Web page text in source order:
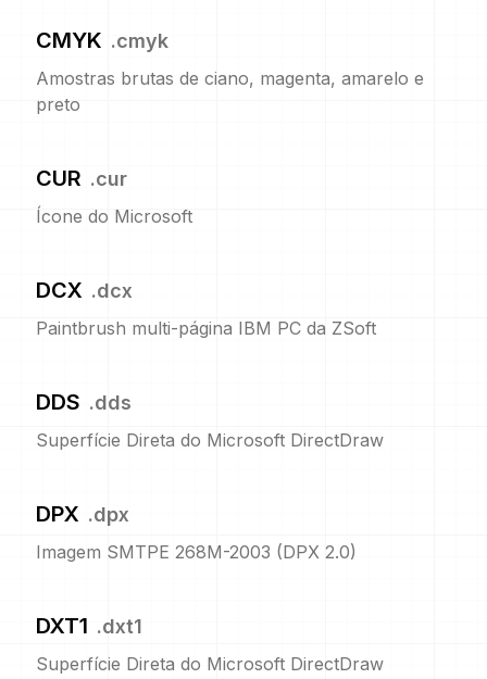
CMYK .cmyk
Amostras brutas de ciano, magenta, amarelo e
preto
CUR .cur
Ícone do Microsoft
DCX .dcx
Paintbrush multi-página IBM PC da ZSoft
DDS .dds
Superfície Direta do Microsoft DirectDraw
DPX .dpx
Imagem SMTPE 268M-2003 (DPX 2.0)
DXT1 .dxt1
Superfície Direta do Microsoft DirectDraw